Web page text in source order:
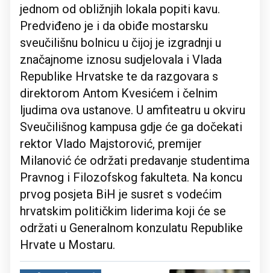
jednom od obližnjih lokala popiti kavu.
Predviđeno je i da obiđe mostarsku
sveučilišnu bolnicu u čijoj je izgradnji u
značajnome iznosu sudjelovala i Vlada
Republike Hrvatske te da razgovara s
direktorom Antom Kvesićem i čelnim
ljudima ova ustanove. U amfiteatru u okviru
Sveučilišnog kampusa gdje će ga dočekati
rektor Vlado Majstorović, premijer
Milanović će održati predavanje studentima
Pravnog i Filozofskog fakulteta. Na koncu
prvog posjeta BiH je susret s vodećim
hrvatskim političkim liderima koji će se
održati u Generalnom konzulatu Republike
Hrvate u Mostaru.